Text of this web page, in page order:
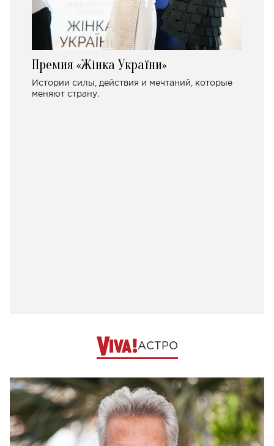
Премия «Жінка України»
Истории силы, действия и мечтаний, которые
меняют страну.
АСТРО